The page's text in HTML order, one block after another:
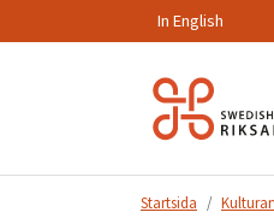
In English
Startsida